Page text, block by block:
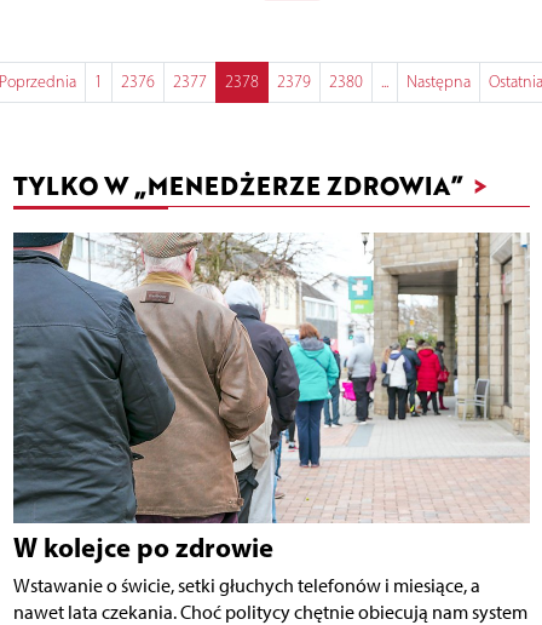
Poprzednia 1 2376 2377 2378 2379 2380 ... Następna Ostatnia
TYLKO W „MENEDŻERZE ZDROWIA” >
W kolejce po zdrowie
Wstawanie o świcie, setki głuchych telefonów i miesiące, a
nawet lata czekania. Choć politycy chętnie obiecują nam system